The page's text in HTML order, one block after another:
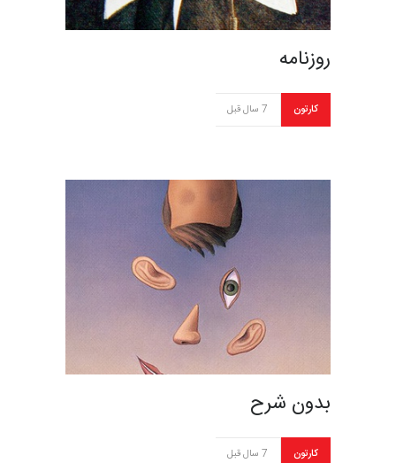
روزنامه
کارتون 7 سال قبل
بدون شرح
کارتون 7 سال قبل